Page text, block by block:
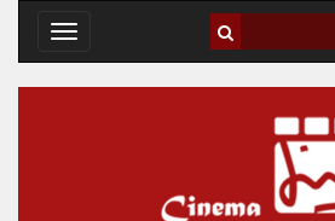
Toggle